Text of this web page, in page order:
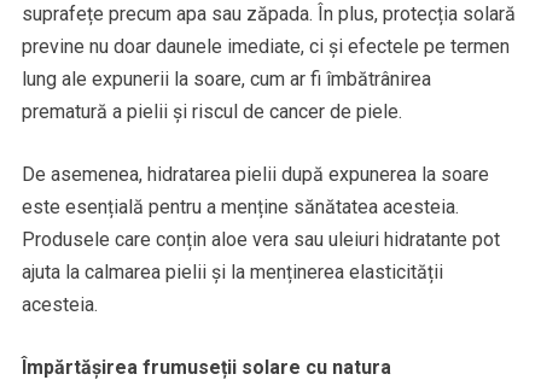
suprafețe precum apa sau zăpada. În plus, protecția solară
previne nu doar daunele imediate, ci și efectele pe termen
lung ale expunerii la soare, cum ar fi îmbătrânirea
prematură a pielii și riscul de cancer de piele.
De asemenea, hidratarea pielii după expunerea la soare
este esențială pentru a menține sănătatea acesteia.
Produsele care conțin aloe vera sau uleiuri hidratante pot
ajuta la calmarea pielii și la menținerea elasticității
acesteia.
Împărtășirea frumuseții solare cu natura